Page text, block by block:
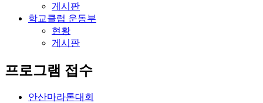
게시판
학교클럽 운동부
현황
게시판
프로그램 접수
안산마라톤대회